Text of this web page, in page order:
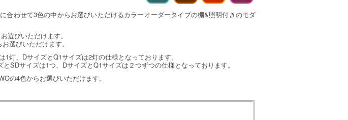
合わせて3色の中からお選びいただけるカラーオーダータイプの棚&照明付きのモダ
選びいただけます。
選びいただけます。
灯、DサイズとQ1サイズは2灯の仕様となっております。
SDサイズは1つ、DサイズとQ1サイズは２つずつの仕様となっております。
の4色からお選びいただけます。